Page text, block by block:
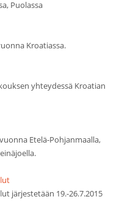
Puolassa
Kroatiassa.
yhteydessä Kroatian
Etelä-Pohjanmaalla,
järjestetään 19.-26.7.2015